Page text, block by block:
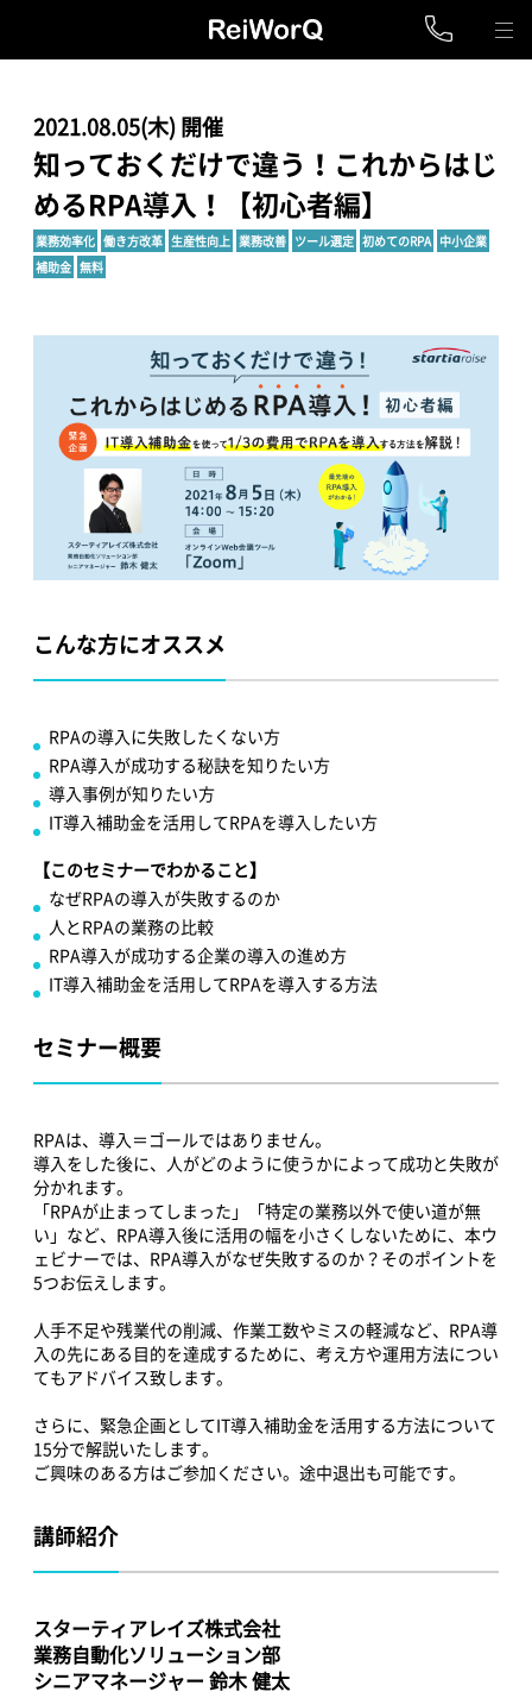
2021.08.05(木) 開催
知っておくだけで違う！これからはじ
めるRPA導入！【初心者編】
業務効率化 働き方改革 生産性向上 業務改善 ツール選定 初めてのRPA 中小企業
補助金 無料
こんな方にオススメ
RPAの導入に失敗したくない方
RPA導入が成功する秘訣を知りたい方
導入事例が知りたい方
IT導入補助金を活用してRPAを導入したい方
【このセミナーでわかること】
なぜRPAの導入が失敗するのか
人とRPAの業務の比較
RPA導入が成功する企業の導入の進め方
IT導入補助金を活用してRPAを導入する方法
セミナー概要
RPAは、導入＝ゴールではありません。
導入をした後に、人がどのように使うかによって成功と失敗が
分かれます。
「RPAが止まってしまった」「特定の業務以外で使い道が無
い」など、RPA導入後に活用の幅を小さくしないために、本ウ
ェビナーでは、RPA導入がなぜ失敗するのか？そのポイントを
5つお伝えします。
人手不足や残業代の削減、作業工数やミスの軽減など、RPA導
入の先にある目的を達成するために、考え方や運用方法につい
てもアドバイス致します。
さらに、緊急企画としてIT導入補助金を活用する方法について
15分で解説いたします。
ご興味のある方はご参加ください。途中退出も可能です。
講師紹介
スターティアレイズ株式会社
業務自動化ソリューション部
シニアマネージャー 鈴木 健太